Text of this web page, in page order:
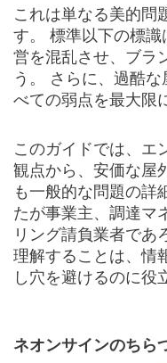
これは単なる美的問
す。 標準以下の標
営を混乱させ、ブラ
う。 さらに、過酷
べての弱点を最大限
このガイドでは、エ
観点から、安価な屋
も一般的な問題の詳
たが事業主、調達マ
リング請負業者であ
理解することは、情
し穴を避けるのに役
ネオンサインのちら